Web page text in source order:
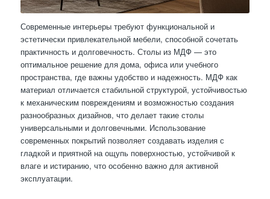
Современные интерьеры требуют функциональной и
эстетически привлекательной мебели, способной сочетать
практичность и долговечность. Столы из МДФ — это
оптимальное решение для дома, офиса или учебного
пространства, где важны удобство и надежность. МДФ как
материал отличается стабильной структурой, устойчивостью
к механическим повреждениям и возможностью создания
разнообразных дизайнов, что делает такие столы
универсальными и долговечными. Использование
современных покрытий позволяет создавать изделия с
гладкой и приятной на ощупь поверхностью, устойчивой к
влаге и истиранию, что особенно важно для активной
эксплуатации.